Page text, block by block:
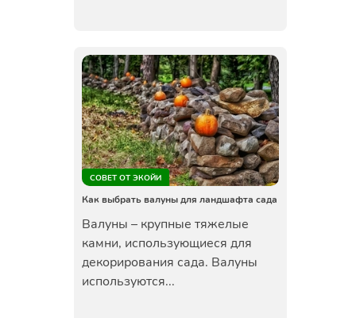
СОВЕТ ОТ ЭКОЙИ
Как выбрать валуны для ландшафта сада
Валуны – крупные тяжелые
камни, использующиеся для
декорирования сада. Валуны
используются...